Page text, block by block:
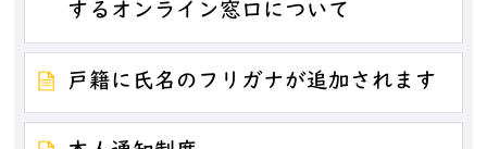
するオンライン窓口について
戸籍に氏名のフリガナが追加されます